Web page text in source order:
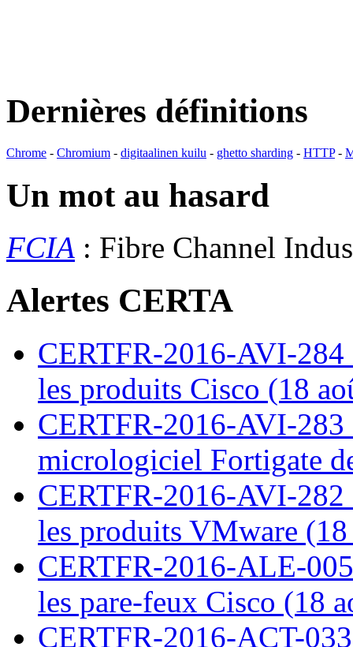
Dernières définitions
Chrome - Chromium - digitaalinen kuilu - ghetto sharding - HTTP-
Un mot au hasard
FCIA : Fibre Channel
Alertes CERTA
CERTFR-2016-AVI-
les produits Cisco (18
CERTFR-2016-AVI-
micrologiciel Fortigate
CERTFR-2016-AVI-
les produits VMware
CERTFR-2016-ALE-
les pare-feux Cisco (18
CERTFR-2016-ACT-